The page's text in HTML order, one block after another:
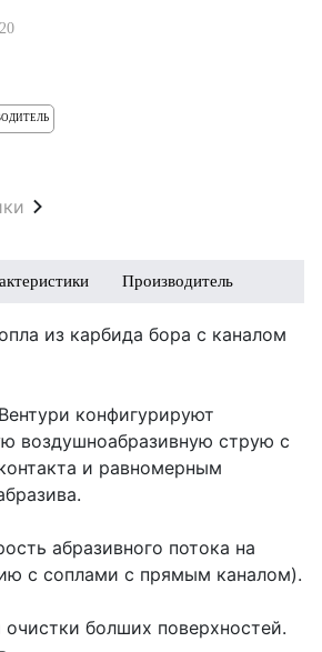
Производитель
из карбида бора с каналом
конфигурируют
воздушноабразивную струю с
и равномерным
абразивного потока на
с соплами с прямым каналом).
болших поверхностей.